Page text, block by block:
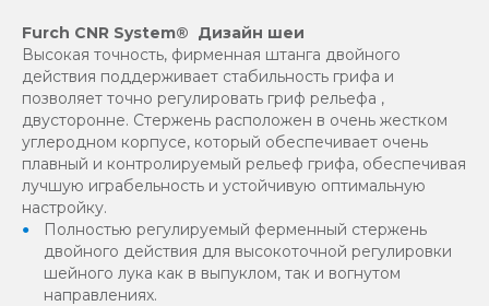
Furch CNR System® Дизайн шеи
Высокая точность, фирменная штанга двойного
действия поддерживает стабильность грифа и
позволяет точно регулировать гриф рельефа ,
двусторонне. Стержень расположен в очень жестком
углеродном корпусе, который обеспечивает очень
плавный и контролируемый рельеф грифа, обеспечивая
лучшую играбельность и устойчивую оптимальную
настройку.
Полностью регулируемый ферменный стержень
двойного действия для высокоточной регулировки
шейного лука как в выпуклом, так и вогнутом
направлениях.